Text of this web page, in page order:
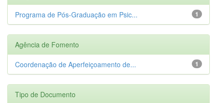
1
Programa de Pós-Graduação em Psic...
Agência de Fomento
1
Coordenação de Aperfeiçoamento de...
Tipo de Documento